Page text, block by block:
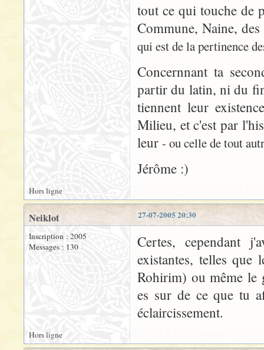
tout ce qui touche de
Commune, Naine,
qui est de la pertinence
Concernnant ta
partir du latin, ni du
tiennent leur
Milieu, et c'est par
leur - ou celle de tout
Jérôme :)
Hors ligne
27-07-2005 20:30
Neiklot
Inscription : 2005
Messages : 130
Certes, cependant
existantes, telles
Rohirim) ou même le
es sur de ce que tu
éclaircissement.
Hors ligne